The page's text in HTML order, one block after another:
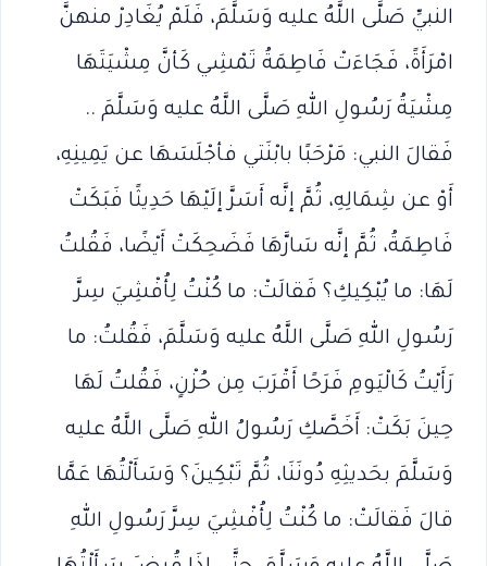
النبيِّ صَلَّى اللَّهُ عليه وَسَلَّمَ، فَلَمْ يُغَادِرْ منهنَّ
امْرَأَةً، فَجَاءَتْ فَاطِمَةُ تَمْشِي كَأنَّ مِشْيَتَهَا
مِشْيَةُ رَسُولِ اللهِ صَلَّى اللَّهُ عليه وَسَلَّمَ ..
فَقالَ النبي: مَرْحَبًا بابْنَتي فأجْلَسَهَا عن يَمِينِهِ،
أَوْ عن شِمَالِهِ، ثُمَّ إنَّه أَسَرَّ إلَيْهَا حَدِيثًا فَبَكَتْ
فَاطِمَةُ، ثُمَّ إنَّه سَارَّهَا فَضَحِكَتْ أَيْضًا، فَقُلتُ
لَهَا: ما يُبْكِيكِ؟ فَقالَتْ: ما كُنْتُ لِأُفْشِيَ سِرَّ
رَسُولِ اللهِ صَلَّى اللَّهُ عليه وَسَلَّمَ، فَقُلتُ: ما
رَأَيْتُ كَالْيَومِ فَرَحًا أَقْرَبَ مِن حُزْنٍ، فَقُلتُ لَهَا
حِينَ بَكَتْ: أَخَصَّكِ رَسُولُ اللهِ صَلَّى اللَّهُ عليه
وَسَلَّمَ بحَديثِهِ دُونَنَا، ثُمَّ تَبْكِينَ؟ وَسَأَلْتُهَا عَمَّا
قالَ فَقالَتْ: ما كُنْتُ لِأُفْشِيَ سِرَّ رَسُولِ اللهِ